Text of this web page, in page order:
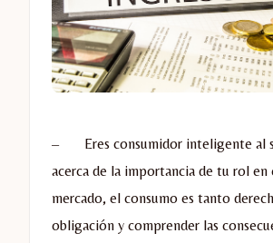
– Eres consumidor inteligente al
acerca de la importancia de tu rol en
mercado, el consumo es tanto
obligación y comprender las